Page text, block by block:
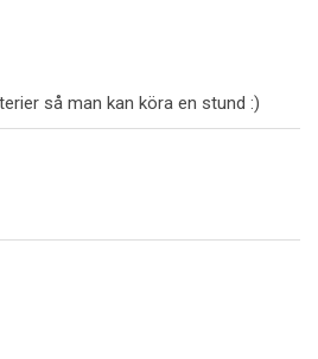
så man kan köra en stund :)